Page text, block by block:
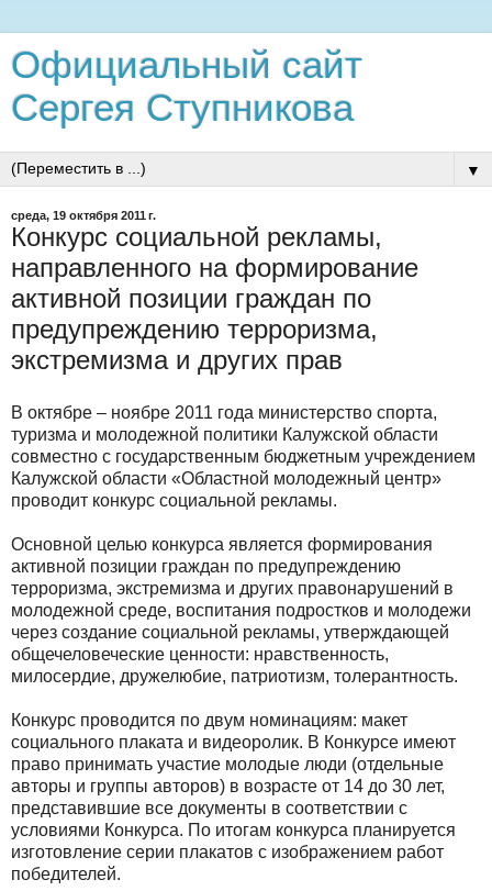
Официальный сайт
Сергея Ступникова
▼
среда, 19 октября 2011 г.
Конкурс социальной рекламы,
направленного на формирование
активной позиции граждан по
предупреждению терроризма,
экстремизма и других прав
В октябре – ноябре 2011 года министерство спорта,
туризма и молодежной политики Калужской области
совместно с государственным бюджетным учреждением
Калужской области «Областной молодежный центр»
проводит конкурс социальной рекламы.
Основной целью конкурса является формирования
активной позиции граждан по предупреждению
терроризма, экстремизма и других правонарушений в
молодежной среде, воспитания подростков и молодежи
через создание социальной рекламы, утверждающей
общечеловеческие ценности: нравственность,
милосердие, дружелюбие, патриотизм, толерантность.
Конкурс проводится по двум номинациям: макет
социального плаката и видеоролик. В Конкурсе имеют
право принимать участие молодые люди (отдельные
авторы и группы авторов) в возрасте от 14 до 30 лет,
представившие все документы в соответствии с
условиями Конкурса. По итогам конкурса планируется
изготовление серии плакатов с изображением работ
победителей.